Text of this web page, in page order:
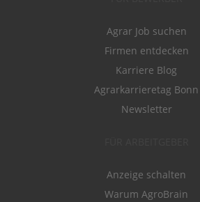
Agrar Job suchen
Firmen entdecken
Karriere Blog
Agrarkarrieretag Bonn
Newsletter
Anzeige schalten
Warum AgroBrain